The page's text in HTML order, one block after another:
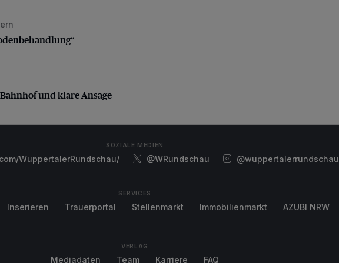
und klare Ansage
und klare Ansage
SOZIALE MEDIEN
WuppertalerRundschau/ @WRundschau @wuppertalerrundschau
SERVICES
Inserieren Trauerportal Stellenmarkt Immobilienmarkt AZUBI NRW
VERLAG
Mediadaten Team Karriere FAQ